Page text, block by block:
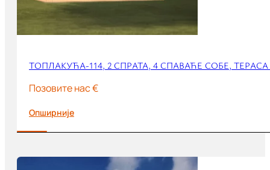
ТОПЛАКУЋА-114, 2 СПРАТА, 4 СПАВАЋЕ СОБЕ,
Позовите нас €
Опширније